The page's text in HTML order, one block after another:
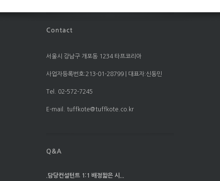
서울시 강남구 개포동 1234 타프코리아
사업자등록번호:213-01-28799 | 대표자:신동민
Tel. 02-572-7245
E-mail. tuffkote@tuffkote.co.kr
.담당컨설턴트 1:1 배정짧은 시...